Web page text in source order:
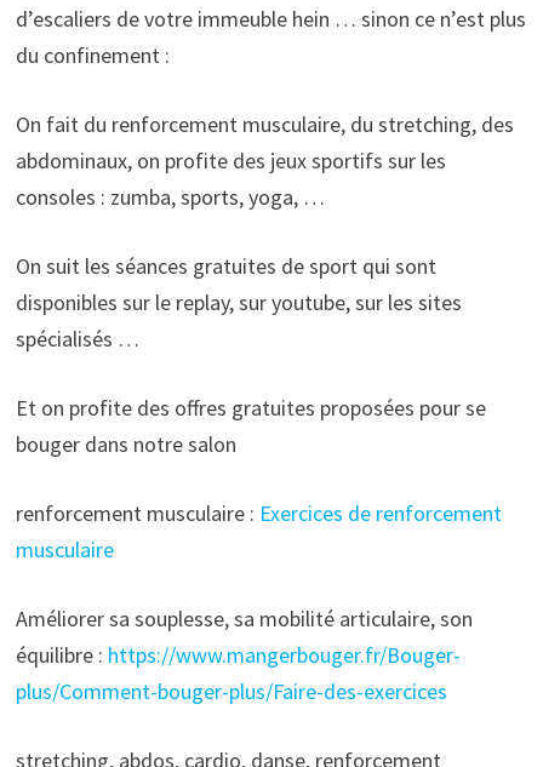
d’escaliers de votre immeuble hein … sinon ce n’est plus
du confinement :
On fait du renforcement musculaire, du stretching, des
abdominaux, on profite des jeux sportifs sur les
consoles : zumba, sports, yoga, …
On suit les séances gratuites de sport qui sont
disponibles sur le replay, sur youtube, sur les sites
spécialisés …
Et on profite des offres gratuites proposées pour se
bouger dans notre salon
renforcement musculaire : Exercices de renforcement
musculaire
Améliorer sa souplesse, sa mobilité articulaire, son
équilibre : https://www.mangerbouger.fr/Bouger-
plus/Comment-bouger-plus/Faire-des-exercices
stretching, abdos, cardio, danse, renforcement